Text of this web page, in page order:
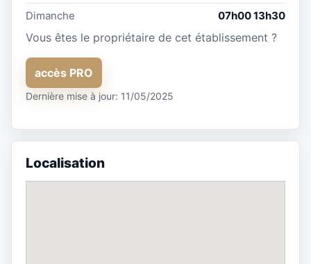
Dimanche
07h00 13h30
Vous êtes le propriétaire de cet établissement ?
accès PRO
Dernière mise à jour: 11/05/2025
Localisation